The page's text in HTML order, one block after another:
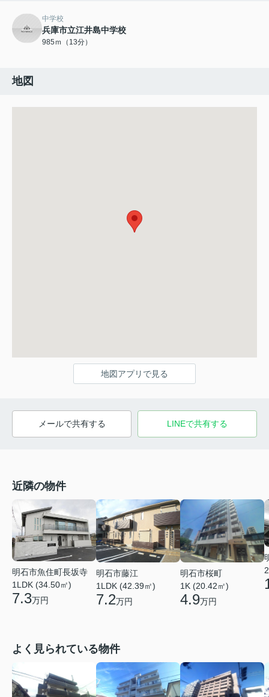
中学校
兵庫市立江井島中学校
985ｍ（13分）
地図
地図アプリで見る
メールで共有する LINEで共有する
近隣の物件
明石市魚住町長坂寺
1LDK (34.50㎡)
7.3万円
明石市藤江
1LDK (42.39㎡)
7.2万円
明石市桜町
1K (20.42㎡)
4.9万円
よく見られている物件